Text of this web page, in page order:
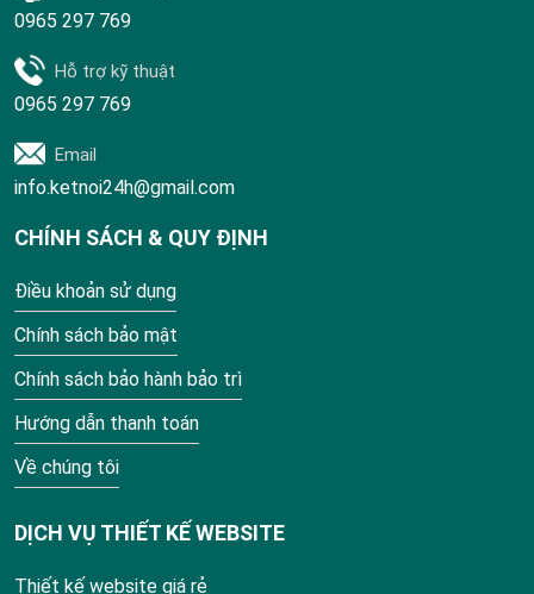
0965 297 769
Hỗ trợ kỹ thuật
0965 297 769
Email
info.ketnoi24h@gmail.com
CHÍNH SÁCH & QUY ĐỊNH
Điều khoản sử dụng
Chính sách bảo mật
Chính sách bảo hành bảo trì
Hướng dẫn thanh toán
Về chúng tôi
DỊCH VỤ THIẾT KẾ WEBSITE
Thiết kế website giá rẻ